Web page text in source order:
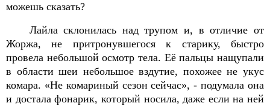
можешь сказать?
Лайла склонилась над трупом и, в отличие от
Жоржа, не притронувшегося к старику, быстро
провела небольшой осмотр тела. Её пальцы нащупали
в области шеи небольшое вздутие, похожее не укус
комара. «Не комариный сезон сейчас», - подумала она
и достала фонарик, который носила, даже если на ней